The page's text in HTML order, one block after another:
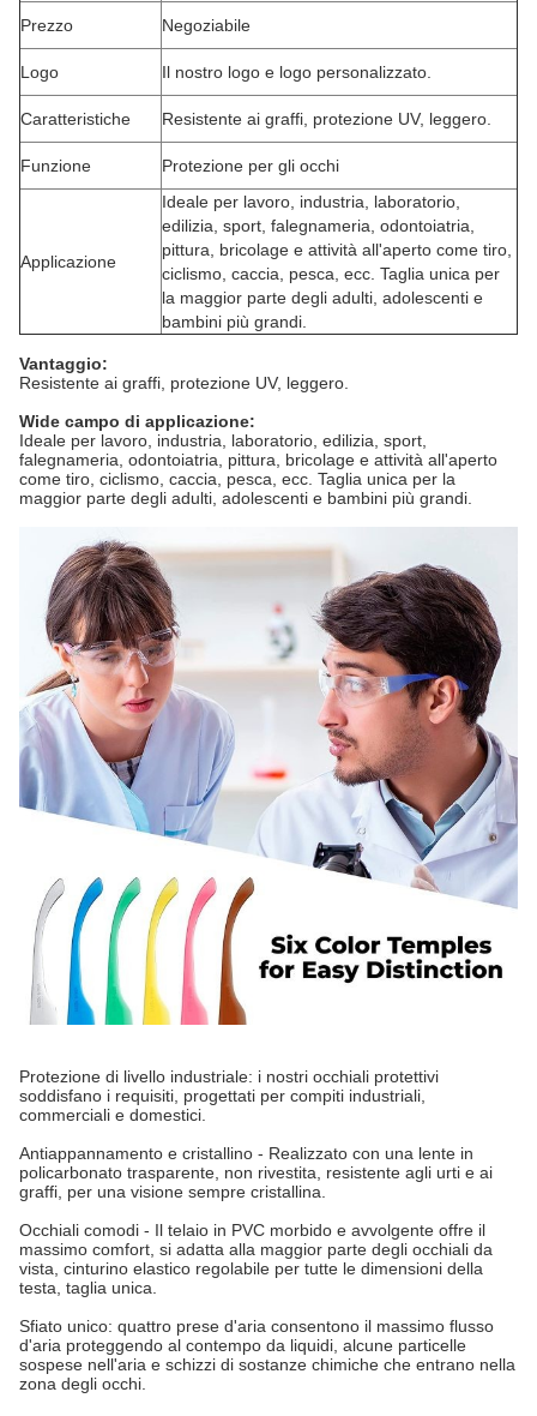
Prezzo
Negoziabile
Logo Il nostro logo e logo personalizzato.
Caratteristiche Resistente ai graffi, protezione UV, leggero.
Funzione Protezione per gli occhi
Applicazione
Ideale per lavoro, industria, laboratorio,
edilizia, sport, falegnameria, odontoiatria,
pittura, bricolage e attività all'aperto come tiro,
ciclismo, caccia, pesca, ecc. Taglia unica per
la maggior parte degli adulti, adolescenti e
bambini più grandi.
Vantaggio:
Resistente ai graffi, protezione UV, leggero.
Wide campo di applicazione:
Ideale per lavoro, industria, laboratorio, edilizia, sport,
falegnameria, odontoiatria, pittura, bricolage e attività all'aperto
come tiro, ciclismo, caccia, pesca, ecc. Taglia unica per la
maggior parte degli adulti, adolescenti e bambini più grandi.
Protezione di livello industriale: i nostri occhiali protettivi
soddisfano i requisiti, progettati per compiti industriali,
commerciali e domestici.
Antiappannamento e cristallino - Realizzato con una lente in
policarbonato trasparente, non rivestita, resistente agli urti e ai
graffi, per una visione sempre cristallina.
Occhiali comodi - Il telaio in PVC morbido e avvolgente offre il
massimo comfort, si adatta alla maggior parte degli occhiali da
vista, cinturino elastico regolabile per tutte le dimensioni della
testa, taglia unica.
Sfiato unico: quattro prese d'aria consentono il massimo flusso
d'aria proteggendo al contempo da liquidi, alcune particelle
sospese nell'aria e schizzi di sostanze chimiche che entrano nella
zona degli occhi.